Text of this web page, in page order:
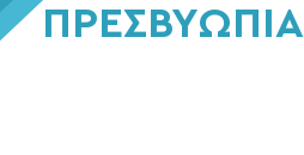
ΠΡΕΣΒΥΩΠΙΑ